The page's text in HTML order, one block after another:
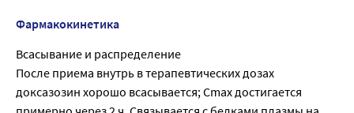
Фармакокинетика
Всасывание и распределение
После приема внутрь в терапевтических дозах
доксазозин хорошо всасывается; Сmax достигается